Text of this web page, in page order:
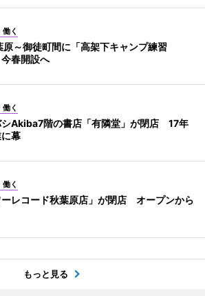
く
原～御徒町間に「高架下キャンプ練習
春開設へ
く
シAkiba7階の書店「有隣堂」が閉店 17年
幕
く
ーレコード秋葉原店」が閉店 オープンから
もっと見る